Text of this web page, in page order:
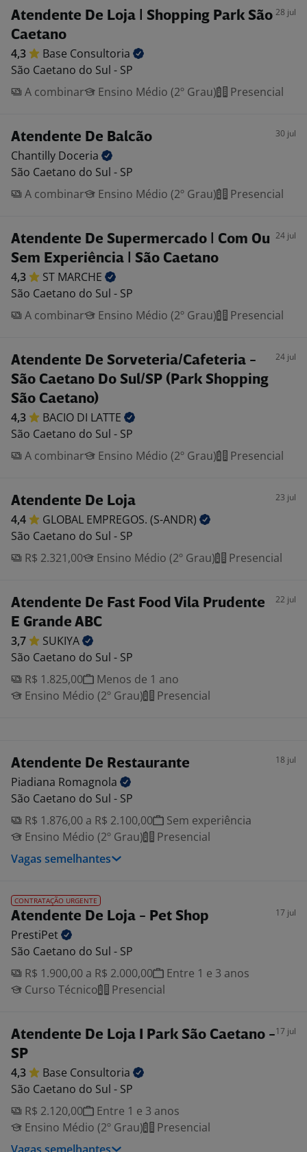
Atendente De Loja | Shopping Park São
Caetano
28 jul
4,3 Base Consultoria
São Caetano do Sul - SP
A combinar
Ensino Médio (2º Grau) Presencial
Atendente De Balcão 30 jul
Chantilly Doceria
São Caetano do Sul - SP
A combinar
Ensino Médio (2º Grau) Presencial
Atendente De Supermercado | Com Ou
Sem Experiência | São Caetano
24 jul
4,3 ST MARCHE
São Caetano do Sul - SP
A combinar
Ensino Médio (2º Grau) Presencial
Atendente De Sorveteria/Cafeteria -
São Caetano Do Sul/SP (Park Shopping
São Caetano)
24 jul
4,3 BACIO DI LATTE
São Caetano do Sul - SP
A combinar
Ensino Médio (2º Grau) Presencial
Atendente De Loja 23 jul
4,4 GLOBAL EMPREGOS. (S-ANDR)
São Caetano do Sul - SP
R$ 2.321,00
Ensino Médio (2º Grau) Presencial
Atendente De Fast Food Vila Prudente
E Grande ABC
22 jul
3,7
SUKIYA
São Caetano do Sul - SP
R$ 1.825,00
Menos de 1 ano
Ensino Médio (2º Grau)
Presencial
Atendente De Restaurante 18 jul
Piadiana Romagnola
São Caetano do Sul - SP
R$ 1.876,00 a R$ 2.100,00
Sem experiência
Ensino Médio (2º Grau)
Presencial
Vagas semelhantes
CONTRATAÇÃO URGENTE
Atendente De Loja - Pet Shop 17 jul
PrestiPet
São Caetano do Sul - SP
R$ 1.900,00 a R$ 2.000,00
Entre 1 e 3 anos
Curso Técnico
Presencial
Atendente De Loja I Park São Caetano -
SP
17 jul
4,3 Base Consultoria
São Caetano do Sul - SP
R$ 2.120,00
Entre 1 e 3 anos
Ensino Médio (2º Grau)
Presencial